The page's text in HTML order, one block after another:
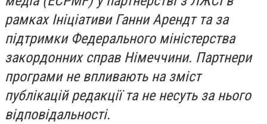
рамках Ініціативи Ганни Арендт та за
підтримки Федерального міністерства
закордонних справ Німеччини. Партнери
програми не впливають на зміст
публікацій редакції та не несуть за нього
відповідальності.